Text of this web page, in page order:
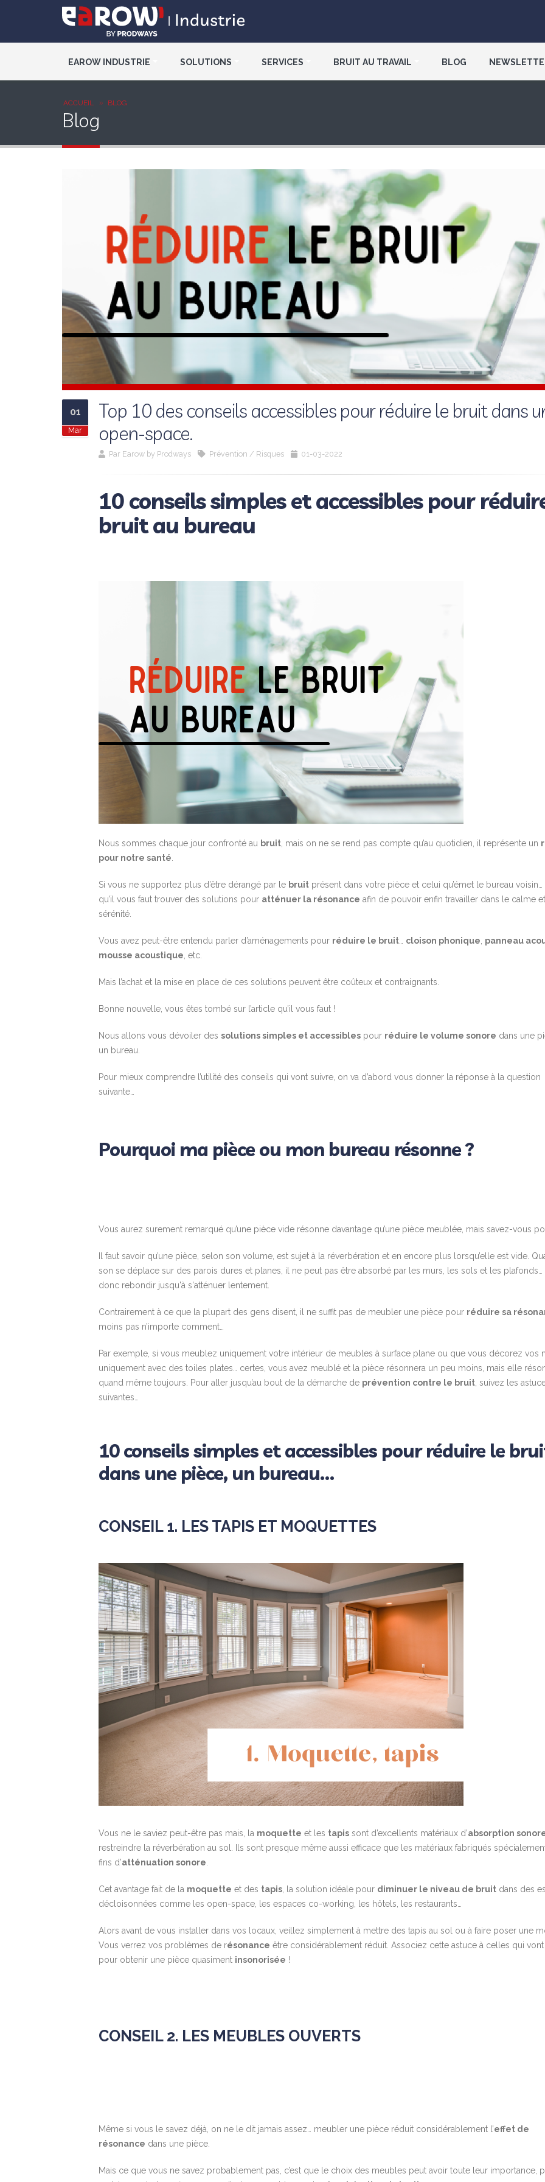
EAROW INDUSTRIE SOLUTIONS SERVICES BRUIT AU TRAVAIL BLOG
ACCUEIL BLOG
Blog
01
Mar
Top 10 des conseils accessibles pour réduire le bruit dans
open-space.
Par Earow by Prodways Prévention / Risques 01-03-2022
10 conseils simples et accessibles pour
bruit au bureau
Nous sommes chaque jour confronté au bruit , mais on ne se rend pas compte qu’au quotidien, il représente un
pour notre santé
Si vous ne supportez plus d’être dérangé par le bruit présent dans votre pièce et celui qu’émet le bureau voisin…
qu’il vous faut trouver des solutions pour atténuer la résonance afin de pouvoir enfin travailler dans le calme
sérénité.
Vous avez peut-être entendu parler d’aménagements pour réduire le bruit cloison phonique panneau
mousse acoustique , etc.
Mais l’achat et la mise en place de ces solutions peuvent être coûteux et contraignants.
Bonne nouvelle, vous êtes tombé sur l’article qu’il vous faut !
Nous allons vous dévoiler des solutions simples et accessibles pour réduire le volume sonore dans une
un bureau.
Pour mieux comprendre l’utilité des conseils qui vont suivre, on va d’abord vous donner la réponse à la question
suivante…
Pourquoi ma pièce ou mon bureau résonne ?
Vous aurez surement remarqué qu’une pièce vide résonne davantage qu’une pièce meublée, mais savez-vous
Il faut savoir qu’une pièce, selon son volume, est sujet à la réverbération et en encore plus lorsqu’elle est vide.
son se déplace sur des parois dures et planes, il ne peut pas être absorbé par les murs, les sols et les plafonds…
donc rebondir jusqu'à s'atténuer lentement.
Contrairement à ce que la plupart des gens disent, il ne suffit pas de meubler une pièce pour réduire sa
moins pas n’importe comment…
Par exemple, si vous meublez uniquement votre intérieur de meubles à surface plane ou que vous décorez vos
uniquement avec des toiles plates… certes, vous avez meublé et la pièce résonnera un peu moins, mais elle
quand même toujours. Pour aller jusqu’au bout de la démarche de prévention contre le bruit , suivez les
suivantes…
10 conseils simples et accessibles pour réduire le
dans une pièce, un bureau…
CONSEIL 1. LES TAPIS ET MOQUETTES
Vous ne le saviez peut-être pas mais, la moquette et les tapis sont d’excellents matériaux d’absorption
restreindre la réverbération au sol. Ils sont presque même aussi efficace que les matériaux fabriqués
fins d’atténuation sonore
Cet avantage fait de la moquette et des tapis , la solution idéale pour diminuer le niveau de bruit dans des
décloisonnées comme les open-space, les espaces co-working, les hôtels, les restaurants…
Alors avant de vous installer dans vos locaux, veillez simplement à mettre des tapis au sol ou à faire poser une
Vous verrez vos problèmes de résonance être considérablement réduit. Associez cette astuce à celles qui
pour obtenir une pièce quasiment insonorisée !
CONSEIL 2. LES MEUBLES OUVERTS
Même si vous le savez déjà, on ne le dit jamais assez… meubler une pièce réduit considérablement l’effet de
résonance dans une pièce.
Mais ce que vous ne savez probablement pas, c’est que le choix des meubles peut avoir toute leur importance,